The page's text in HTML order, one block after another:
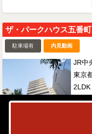
ザ・パークハウス五番町
駐車場有 内見動画
JR中
東京
2LDK